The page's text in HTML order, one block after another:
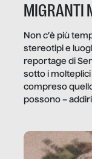
MIGRANTI
Non c’è più
stereotipi e
reportage di
sotto i molteplici
compreso
possono –